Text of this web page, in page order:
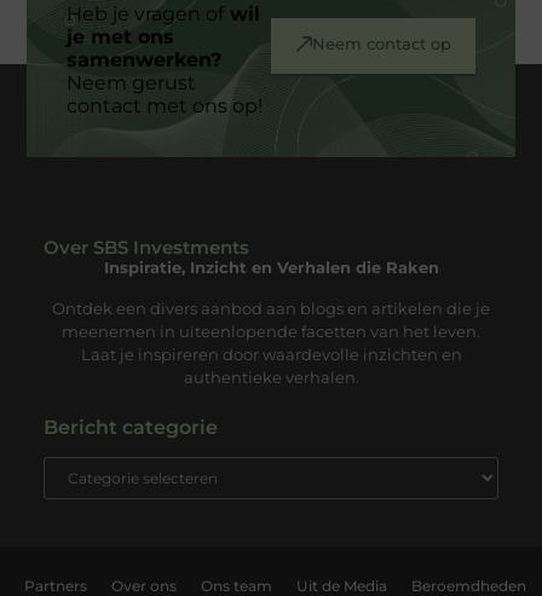
Heb je vragen ofwil
je met ons
samenwerken?
Neem gerust
contact met ons op!
Neem contact op
Over SBS Investments
Inspiratie, Inzicht en Verhalen die Raken
Ontdek een divers aanbod aan blogs en artikelen die je
meenemen in uiteenlopende facetten van het leven.
Laat je inspireren door waardevolle inzichten en
authentieke verhalen.
Bericht categorie
Partners Over ons Ons team Uit de Media Beroemdheden